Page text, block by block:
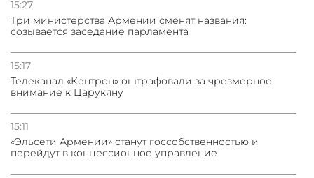
15:27
Три министерства Армении сменят названия:
созывается заседание парламента
15:17
Телеканал «Кентрон» оштрафовали за чрезмерное
внимание к Царукяну
15:11
«Эльсети Армении» станут госсобственностью и
перейдут в концессионное управление